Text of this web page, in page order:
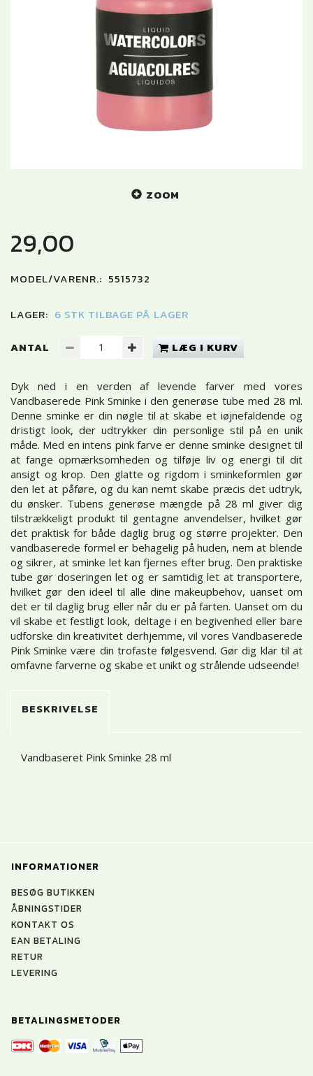
ZOOM
29,00
MODEL/VARENR.: 5515732
LAGER: 6 STK TILBAGE PÅ LAGER
ANTAL LÆG I KURV
Dyk ned i en verden af levende farver med vores
Vandbaserede Pink Sminke i den generøse tube med 28 ml.
Denne sminke er din nøgle til at skabe et iøjnefaldende og
dristigt look, der udtrykker din personlige stil på en unik
måde. Med en intens pink farve er denne sminke designet til
at fange opmærksomheden og tilføje liv og energi til dit
ansigt og krop. Den glatte og rigdom i sminkeformlen gør
den let at påføre, og du kan nemt skabe præcis det udtryk,
du ønsker. Tubens generøse mængde på 28 ml giver dig
tilstrækkeligt produkt til gentagne anvendelser, hvilket gør
det praktisk for både daglig brug og større projekter. Den
vandbaserede formel er behagelig på huden, nem at blende
og sikrer, at sminke let kan fjernes efter brug. Den praktiske
tube gør doseringen let og er samtidig let at transportere,
hvilket gør den ideel til alle dine makeupbehov, uanset om
det er til daglig brug eller når du er på farten. Uanset om du
vil skabe et festligt look, deltage i en begivenhed eller bare
udforske din kreativitet derhjemme, vil vores Vandbaserede
Pink Sminke være din trofaste følgesvend. Gør dig klar til at
omfavne farverne og skabe et unikt og strålende udseende!
BESKRIVELSE
Vandbaseret Pink Sminke 28 ml
INFORMATIONER
BESØG BUTIKKEN
ÅBNINGSTIDER
KONTAKT OS
EAN BETALING
RETUR
LEVERING
BETALINGSMETODER